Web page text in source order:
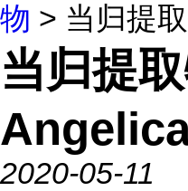
物 > 当归提
当归提
2020-05-11